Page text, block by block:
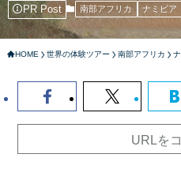
PR Post 南部アフリカ ナミビア
HOME 世界の体験ツアー 南部アフリカ
URLを